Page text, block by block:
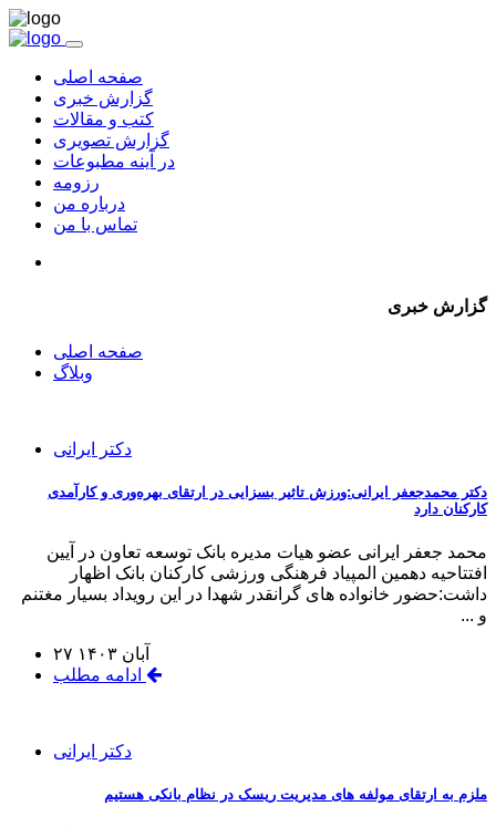
صفحه اصلی
گزارش خبری
کتب و مقالات
گزارش تصویری
در آینه مطبوعات
رزومه
درباره من
تماس با من
گزارش خبری
صفحه اصلی
وبلاگ
دکتر ایرانی
دکتر محمدجعفر ایرانی:ورزش تاثیر بسزایی در ارتقای بهره‌وری و کارآمدی
کارکنان دارد
محمد جعفر ایرانی عضو هیات مدیره بانک توسعه تعاون در آیین
افتتاحیه دهمین المپیاد فرهنگی ورزشی کارکنان بانک اظهار
داشت:حضور خانواده های گرانقدر شهدا در این رویداد بسیار مغتنم
و ...
۲۷ آبان ۱۴۰۳
دکتر ایرانی
ملزم به ارتقای مولفه های مدیریت ریسک در نظام بانکی هستیم